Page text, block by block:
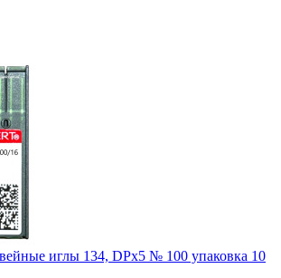
иглы 134, DPx5 № 100 упаковка 10